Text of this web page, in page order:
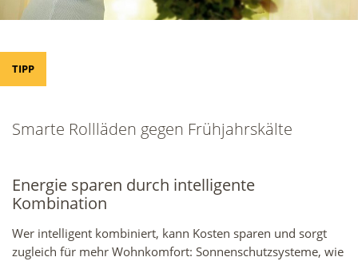
TIPP
Smarte Rollläden gegen Frühjahrskälte
Energie sparen durch intelligente
Kombination
Wer intelligent kombiniert, kann Kosten sparen und sorgt
zugleich für mehr Wohnkomfort: Sonnenschutzsysteme, wie